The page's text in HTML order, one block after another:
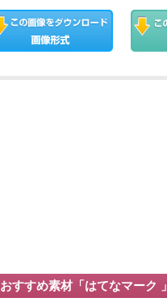
おすすめ素材「はてなマーク 」